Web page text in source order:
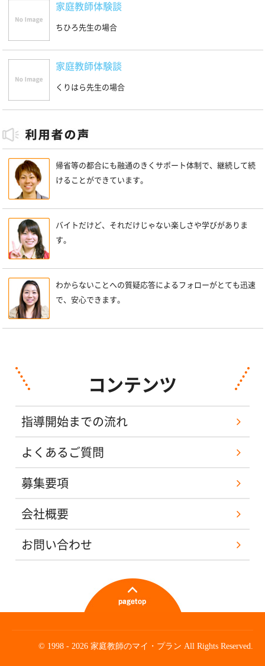
家庭教師体験談
ちひろ先生の場合
家庭教師体験談
くりはら先生の場合
帰省等の都合にも融通のきくサポート体制で、継続して続
けることができています。
バイトだけど、それだけじゃない楽しさや学びがありま
す。
わからないことへの質疑応答によるフォローがとても迅速
で、安心できます。
コンテンツ
指導開始までの流れ
よくあるご質問
募集要項
会社概要
お問い合わせ
© 1998 - 2026 家庭教師のマイ・プラン All Rights Reserved.